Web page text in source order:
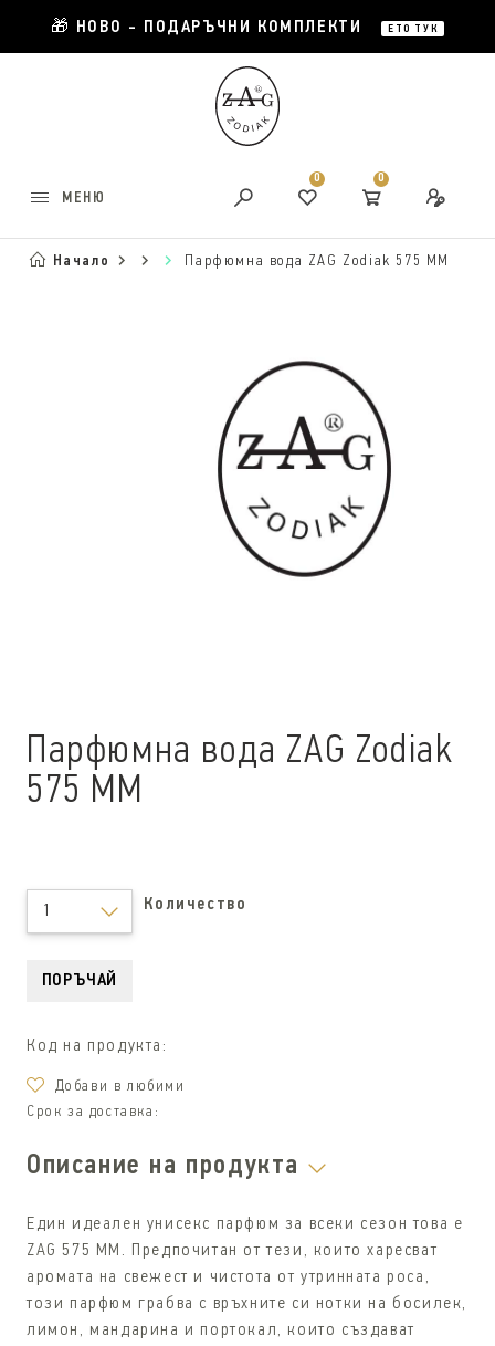
🎁 НОВО - ПОДАРЪЧНИ КОМПЛЕКТИ ЕТО ТУК
МЕНЮ
0 0
Начало Парфюмна вода ZAG Zodiak 575 ММ
Парфюмна вода ZAG Zodiak
575 ММ
1 Количество
ПОРЪЧАЙ
Код на продукта:
Дoбави в любими
Срок за доставка:
Описание на продукта
Един идеален унисекс парфюм за всеки сезон това е
ZAG 575 MM. Предпочитан от тези, които харесват
аромата на свежест и чистота от утринната роса,
този парфюм грабва с връхните си нотки на босилек,
лимон, мандарина и портокал, които създават